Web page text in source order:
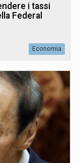
i tassi
Federal
Economia